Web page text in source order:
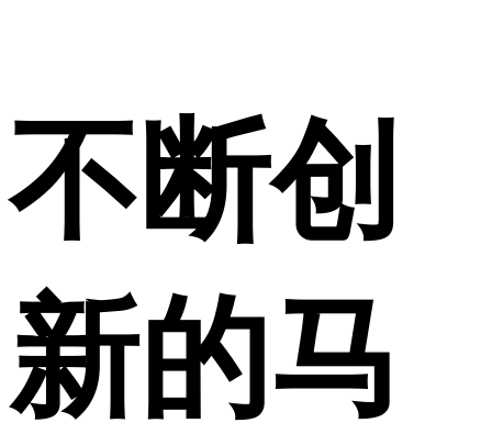
不断创
新的马